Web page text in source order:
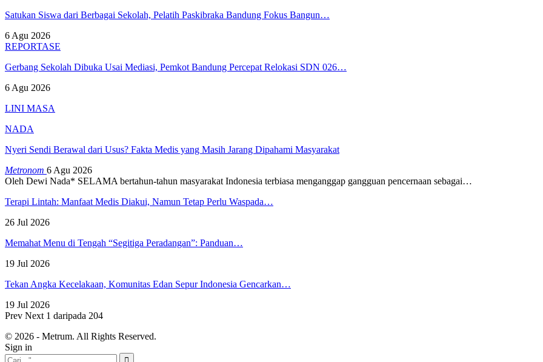
Satukan Siswa dari Berbagai Sekolah, Pelatih Paskibraka Bandung Fokus Bangun…
6 Agu 2026
REPORTASE
Gerbang Sekolah Dibuka Usai Mediasi, Pemkot Bandung Percepat Relokasi SDN 026…
6 Agu 2026
LINI MASA
NADA
Nyeri Sendi Berawal dari Usus? Fakta Medis yang Masih Jarang Dipahami Masyarakat
Metronom 6 Agu 2026
Oleh Dewi Nada* SELAMA bertahun-tahun masyarakat Indonesia terbiasa menganggap gangguan pencernaan sebagai…
Terapi Lintah: Manfaat Medis Diakui, Namun Tetap Perlu Waspada…
26 Jul 2026
Memahat Menu di Tengah “Segitiga Peradangan”: Panduan…
19 Jul 2026
Tekan Angka Kecelakaan, Komunitas Edan Sepur Indonesia Gencarkan…
19 Jul 2026
Prev Next 1 daripada 204
© 2026 - Metrum. All Rights Reserved.
Sign in